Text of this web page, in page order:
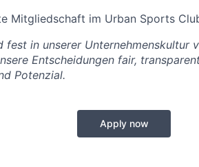
Mitgliedschaft im Urban Sports
fest in unserer Unternehmenskultur
Entscheidungen fair,
Potenzial.
Apply now